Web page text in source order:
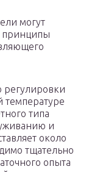
могут
принципы
регулировки
температуре
типа
и
около
тщательно
опыта